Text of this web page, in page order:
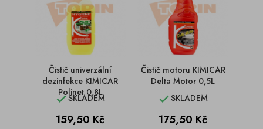
Čistič univerzální
dezinfekce KIMICAR
Polinet 0,8L
SKLADEM
Cena
159,50 Kč
Čistič motoru KIMICAR
Delta Motor 0,5L
SKLADEM
Cena
175,50 Kč